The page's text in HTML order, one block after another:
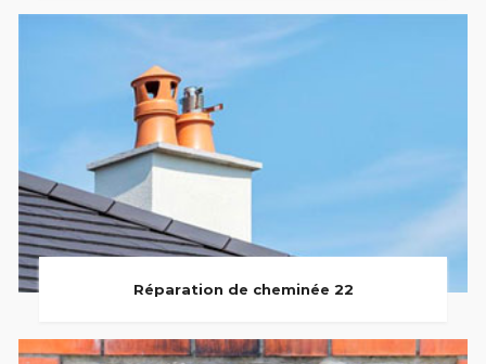
Réparation de cheminée 22